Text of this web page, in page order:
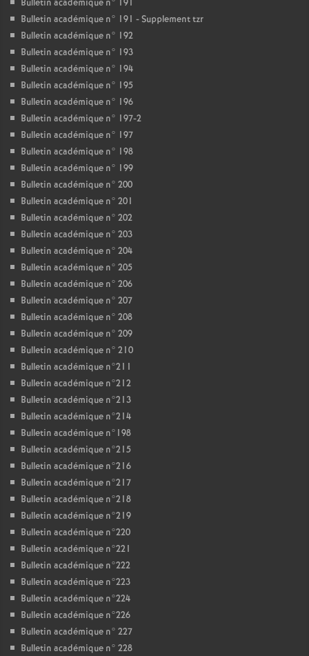
Bulletin académique n° 191
Bulletin académique n° 191 - Supplement tzr
Bulletin académique n° 192
Bulletin académique n° 193
Bulletin académique n° 194
Bulletin académique n° 195
Bulletin académique n° 196
Bulletin académique n° 197-2
Bulletin académique n° 197
Bulletin académique n° 198
Bulletin académique n° 199
Bulletin académique n° 200
Bulletin académique n° 201
Bulletin académique n° 202
Bulletin académique n° 203
Bulletin académique n° 204
Bulletin académique n° 205
Bulletin académique n° 206
Bulletin académique n° 207
Bulletin académique n° 208
Bulletin académique n° 209
Bulletin académique n° 210
Bulletin académique n°211
Bulletin académique n°212
Bulletin académique n°213
Bulletin académique n°214
Bulletin académique n°198
Bulletin académique n°215
Bulletin académique n°216
Bulletin académique n°217
Bulletin académique n°218
Bulletin académique n°219
Bulletin académique n°220
Bulletin académique n°221
Bulletin académique n°222
Bulletin académique n°223
Bulletin académique n°224
Bulletin académique n°226
Bulletin académique n° 227
Bulletin académique n° 228